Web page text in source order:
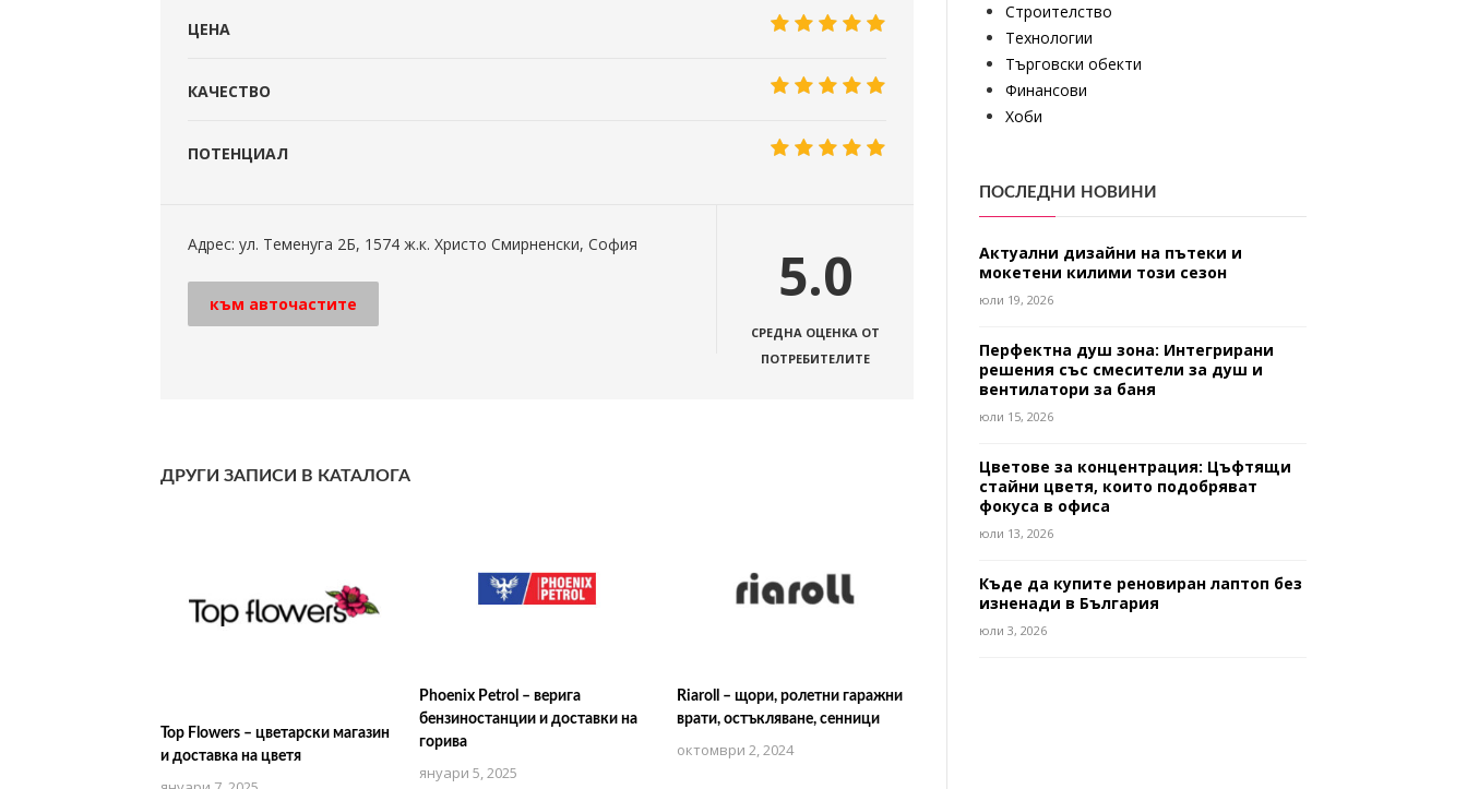
ЦЕНА
КАЧЕСТВО
ПОТЕНЦИАЛ
Адрес: ул. Теменуга 2Б, 1574 ж.к. Христо Смирненски, София
към авточастите 5.0
СРЕДНА ОЦЕНКА ОТ
ПОТРЕБИТЕЛИТЕ
ДРУГИ ЗАПИСИ В КАТАЛОГА
Top Flowers – цветарски магазин
и доставка на цветя
Phoenix Petrol – верига
бензиностанции и доставки на
горива
януари 5, 2025
Riaroll – щори, ролетни гаражни
врати, остъкляване, сенници
октомври 2, 2024
Строителство
Технологии
Търговски обекти
Финансови
Хоби
ПОСЛЕДНИ НОВИНИ
Актуални дизайни на пътеки и
мокетени килими този сезон
юли 19, 2026
Перфектна душ зона: Интегрирани
решения със смесители за душ и
вентилатори за баня
юли 15, 2026
Цветове за концентрация: Цъфтящи
стайни цветя, които подобряват
фокуса в офиса
юли 13, 2026
Къде да купите реновиран лаптоп без
изненади в България
юли 3, 2026